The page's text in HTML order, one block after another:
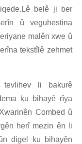
belê ji ber
û veguhestina
malên xwe û
tekstîlê zehmet
li bakurê
ku bihayê rîya
Combed û
herî mezin ên li
digel ku bihayên